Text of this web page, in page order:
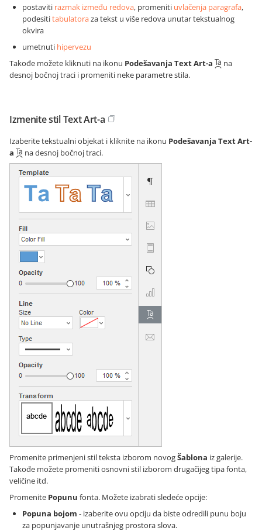
postaviti razmak između redova, promeniti uvlačenja paragrafa,
podesititabulatoraza tekst u više redova unutar tekstualnog
okvira
umetnuti hipervezu
Takođe možete kliknuti na ikonu Podešavanja Text Art-a
na
desnoj bočnoj traci i promeniti neke parametre stila.
Izmenite stil Text Art-a
Izaberite tekstualni objekat i kliknite na ikonu Podešavanja Text Art-
a
na desnoj bočnoj traci.
Promenite primenjeni stil teksta izborom novogŠablona iz galerije.
Takođe možete promeniti osnovni stil izborom drugačijeg tipa fonta,
veličine itd.
Promenite Popunu fonta. Možete izabrati sledeće opcije:
Popuna bojom - izaberite ovu opciju da biste odredili punu boju
za popunjavanje unutrašnjeg prostora slova.